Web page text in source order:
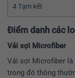
4Tạm kết
Điểm danh các
Vải sợi Microfiber
Vải sợi Microfiber là
trong đó thông